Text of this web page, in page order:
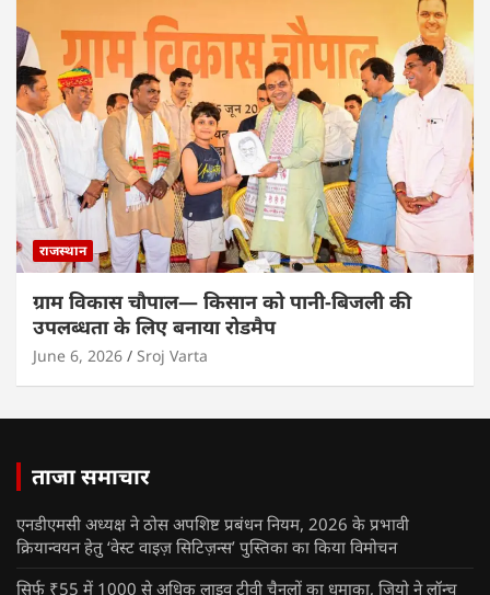
राजस्थान
ग्राम विकास चौपाल— किसान को पानी-बिजली की
उपलब्धता के लिए बनाया रोडमैप
June 6, 2026 Sroj Varta
ताजा समाचार
एनडीएमसी अध्यक्ष ने ठोस अपशिष्ट प्रबंधन नियम, 2026 के प्रभावी
क्रियान्वयन हेतु ‘वेस्ट वाइज़ सिटिज़न्स’ पुस्तिका का किया विमोचन
सिर्फ ₹55 में 1000 से अधिक लाइव टीवी चैनलों का धमाका, जियो ने लॉन्च